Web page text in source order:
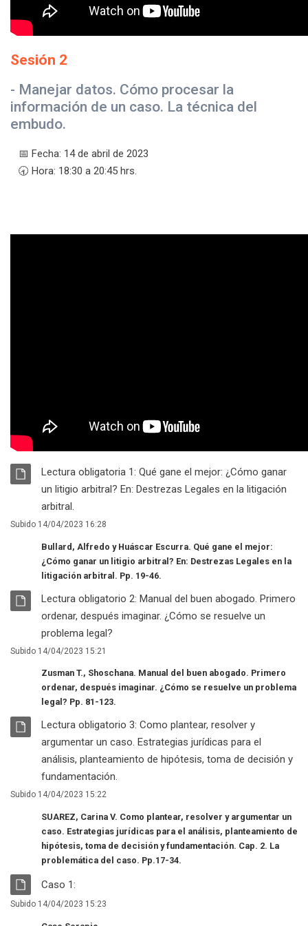
Sesión 2
- Manejar datos. Cómo procesar la
información de un caso. La técnica del
embudo.
📅 Fecha: 14 de abril de 2023
🕣 Hora: 18:30 a 20:45 hrs.
RECURSO
Lectura obligatoria 1: Qué gane el mejor: ¿Cómo ganar
un litigio arbitral? En: Destrezas Legales en la litigación
arbitral.
Subido 14/04/2023 16:28
Bullard, Alfredo y Huáscar Escurra. Qué gane el mejor:
¿Cómo ganar un litigio arbitral? En: Destrezas Legales en la
litigación arbitral. Pp. 19-46.
RECURSO
Lectura obligatorio 2: Manual del buen abogado. Primero
ordenar, después imaginar. ¿Cómo se resuelve un
problema legal?
Subido 14/04/2023 15:21
Zusman T., Shoschana. Manual del buen abogado. Primero
ordenar, después imaginar. ¿Cómo se resuelve un problema
legal? Pp. 81-123.
RECURSO
Lectura obligatorio 3: Como plantear, resolver y
argumentar un caso. Estrategias jurídicas para el
análisis, planteamiento de hipótesis, toma de decisión y
fundamentación.
Subido 14/04/2023 15:22
SUAREZ, Carina V. Como plantear, resolver y argumentar un
caso. Estrategias jurídicas para el análisis, planteamiento de
hipótesis, toma de decisión y fundamentación. Cap. 2. La
problemática del caso. Pp.17-34.
RECURSO
Caso 1:
Subido 14/04/2023 15:23